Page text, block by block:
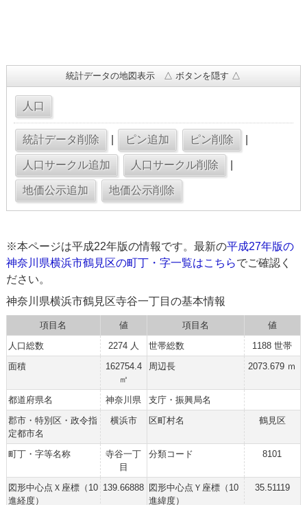
統計データの地図表示 △ ボタンを隠す △
※本ページは平成22年版の情報です。最新の平成27年版の
神奈川県横浜市鶴見区の町丁・字一覧はこちらでご確認く
ださい。
神奈川県横浜市鶴見区寺谷一丁目の基本情報
項目名 値 項目名
値
人口総数
2274 人 世帯総数
1188 世帯
面積
162754.4
㎡
周辺長 2073.679 ｍ
都道府県名 神奈川県
支庁・振興局名
郡市・特別区・政令指
定都市名
横浜市 区町村名 鶴見区
町丁・字等名称
寺谷一丁
目
分類コード 8101
図形中心点Ｘ座標（10
進経度）
139.66888 図形中心点Ｙ座標（10
進緯度）
35.51119